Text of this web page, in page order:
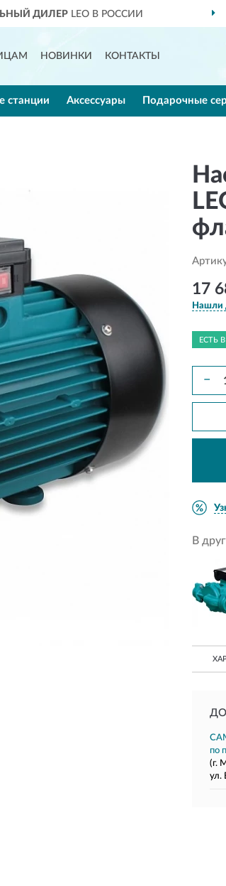
ДИЛЕР LEO В РОССИИ
НОВИНКИ КОНТАКТЫ
станции Аксессуары Подарочные
17
Нашли
ЕСТЬ
−
В
по
(г.
ул.